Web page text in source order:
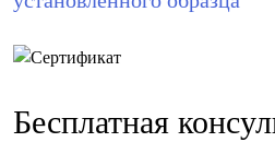
Бесплатная